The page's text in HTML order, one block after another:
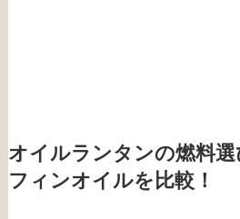
オイルランタンの燃料
フィンオイルを比較！